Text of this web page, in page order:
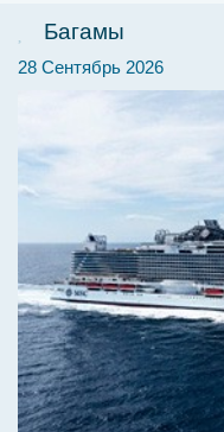
Багамы
28 Сентябрь 2026